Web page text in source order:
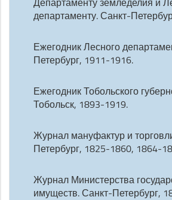
департаменту. Санкт-
Ежегодник Лесного
Петербург, 1911-1916.
Ежегодник Тобольского
Тобольск, 1893-1919.
Журнал мануфактур и
Петербург, 1825-1860, 1864-
Журнал Министерства
имуществ. Санкт-Петербург,